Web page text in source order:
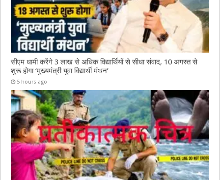
सीएम धामी करेंगे 3 लाख से अधिक विद्यार्थियों से सीधा संवाद, 10 अगस्त से
शुरू होगा ‘मुख्यमंत्री युवा विद्यार्थी मंथन’
5 hours ago